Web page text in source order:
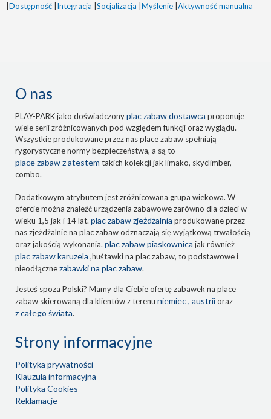
Dostępność Integracja Socjalizacja Myślenie Aktywność manualna
O nas
PLAY-PARK jako doświadczonyplac zabaw dostawca proponuje
wiele serii zróżnicowanych pod względem funkcji oraz wyglądu.
Wszystkie produkowane przez nas place zabaw spełniają
rygorystyczne normy bezpieczeństwa, a są to
place zabaw z atestem takich kolekcji jak limako, skyclimber,
combo.
Dodatkowym atrybutem jest zróżnicowana grupa wiekowa. W
ofercie można znaleźć urządzenia zabawowe zarówno dla dzieci w
wieku 1,5 jak i 14 lat. plac zabaw zjeżdżalnia produkowane przez
nas zjeżdżalnie na plac zabaw odznaczają się wyjątkową trwałością
oraz jakością wykonania. plac zabaw piaskownica jak również
plac zabaw karuzela ,huśtawki na plac zabaw, to podstawowe i
nieodłącznezabawki na plac zabaw.
Jesteś spoza Polski? Mamy dla Ciebie ofertę zabawek na place
zabaw skierowaną dla klientów z terenu niemiec , austriioraz
z całego świata.
Strony informacyjne
Polityka prywatności
Klauzula informacyjna
Polityka Cookies
Reklamacje